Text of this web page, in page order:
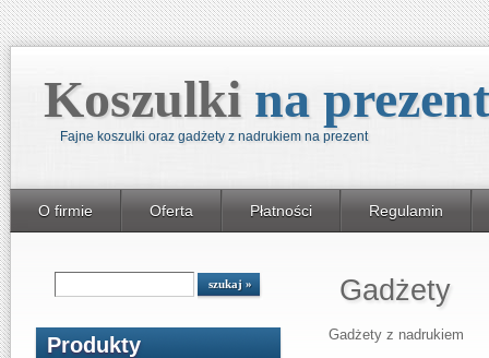
Koszulki na prezent
Fajne koszulki oraz gadżety z nadrukiem na prezent
O firmie Oferta Płatności Regulamin
Produkty
Gadżety
Gadżety z nadrukiem